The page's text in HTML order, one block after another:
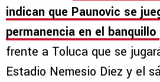
indican que Paunovic se
permanencia en el banquillo
frente a Toluca que se
Estadio Nemesio Diez y el